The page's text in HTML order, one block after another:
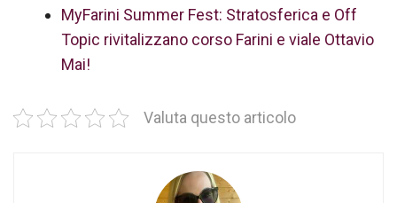
MyFarini Summer Fest: Stratosferica e Off
Topic rivitalizzano corso Farini e viale Ottavio
Mai!
Valuta questo articolo